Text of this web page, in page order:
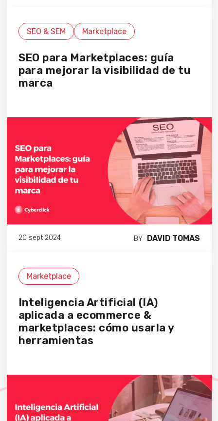
SEO & SEM Marketplace
SEO para Marketplaces: guía
para mejorar la visibilidad de tu
marca
20 sept 2024 BY DAVID TOMAS
Marketplace
Inteligencia Artificial (IA)
aplicada a ecommerce &
marketplaces: cómo usarla y
herramientas